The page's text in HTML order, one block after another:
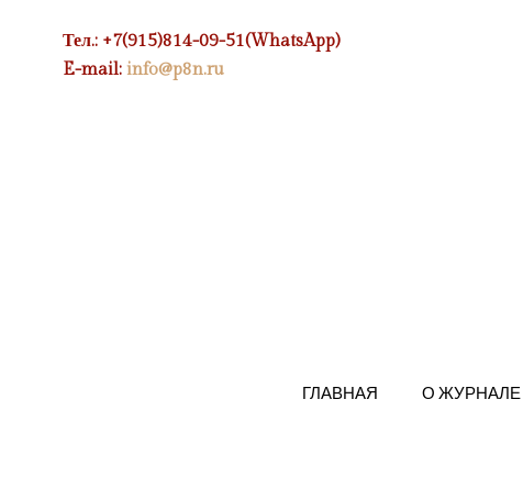
Тел.: +7(915)814-09-51(WhatsApp)
E-mail: info@p8n.ru
ГЛАВНАЯ О ЖУРНАЛЕ